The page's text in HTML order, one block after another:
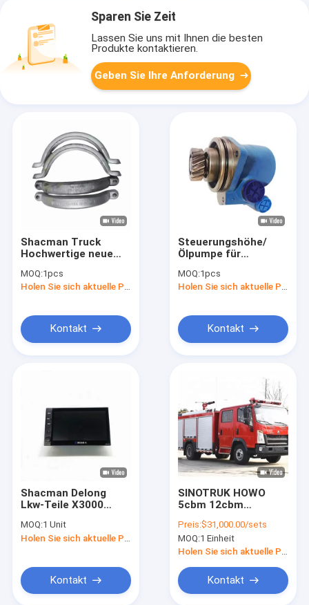
Sparen Sie Zeit
Lassen Sie uns mit Ihnen die besten
Produkte kontaktieren.
Geben Sie Ihre Anforderung
Shacman Truck
Hochwertige neue
DZ9114540061/DZ95259540669
Original mit
MOQ:1pcs
Holen Sie sich aktuelle Preis
Kontakt
Steuerungshöhe/
Ölpumpe für
F2000/X3000
Lastwagen Teile
Ersatzteile für
Schwerlastwagen
Großhandel
MOQ:1pcs
Holen Sie sich aktuelle Preis
Kontakt
Shacman Delong
Lkw-Teile X3000
Autoschirm Auto-
Spielbildschirm Auto-
MOQ:1 Unit
Kontakt
SINOTRUK HOWO
5cbm 12cbm
Notfallfahrzeug
Feuerwasserfahrzeug
Preis:$31,000.00/sets
MOQ:1 Einheit
Holen Sie sich aktuelle Preis
Kontakt